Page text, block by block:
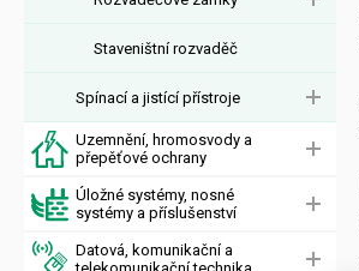
Staveništní rozvaděč
Spínací a jistící přístroje
Uzemnění, hromosvody a
přepěťové ochrany
Úložné systémy, nosné
systémy a příslušenství
Datová, komunikační a